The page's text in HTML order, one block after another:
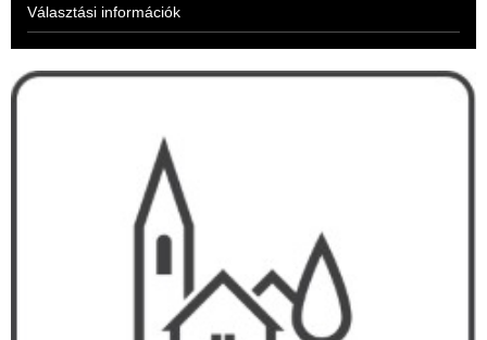
Választási információk